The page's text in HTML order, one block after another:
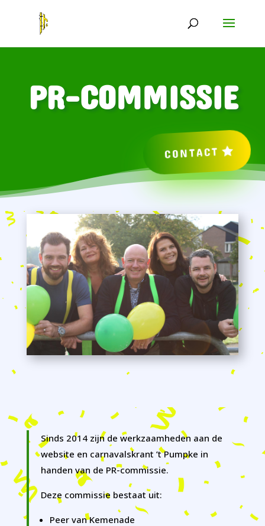
PR-COMMISSIE
CONTACT
Sinds 2014 zijn de werkzaamheden aan de
website en carnavalskrant ’t Pumpke in
handen van de PR-commissie.
Deze commissie bestaat uit:
Peer van Kemenade